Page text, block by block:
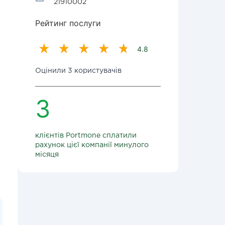
21910002
Рейтинг послуги
4.8
Оцінили 3 користувачів
3
клієнтів Portmone сплатили
рахунок цієї компанії минулого
місяця